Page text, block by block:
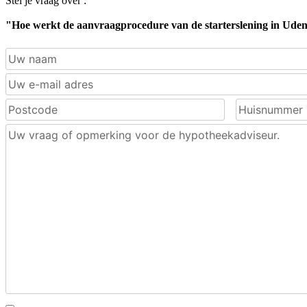
"Hoe werkt de aanvraagprocedure van de starterslening in